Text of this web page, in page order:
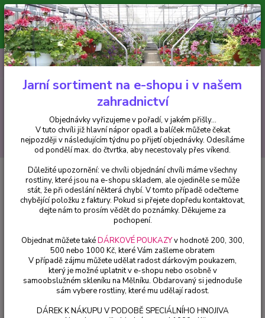
Minimální hodnota pro odeslání z e-shopu je 300 Kč.
V tuto chvíli již hlavní nápor objednávek opadl a balíček můžete čekat
nejpozději v následujícím týdnu po přijetí objednávky. Objednávky
vyřizujeme v pořadí, v jakém přišly...
CZK
Hledat
+420 602 223 614 0ks
za0 Kč
Fuchsie Jarda Ježek - 1 ks
Jarda Ježek - 1 ks
Jarní sortiment na e-shopu i v našem
zahradnictví
Objednávky vyřizujeme v pořadí, v jakém přišly...
V tuto chvíli již hlavní nápor opadl a balíček můžete čekat
nejpozději v následujícím týdnu po přijetí objednávky. Odesíláme
od pondělí max. do čtvrtka, aby necestovaly přes víkend.
Důležité upozornění: ve chvíli objednání chvíli máme všechny
rostliny, které jsou na e-shopu skladem, ale ojediněle se může
stát, že při odeslání některá chybí. V tomto případě odečteme
chybějící položku z faktury. Pokud si přejete dopředu kontaktovat,
dejte nám to prosím vědět do poznámky. Děkujeme za
pochopení.
Objednat můžete takéDÁRKOVÉ POUKAZYv hodnotě 200, 300,
500 nebo 1000 Kč, které Vám zašleme obratem
V případě zájmu můžete udělat radost dárkovým poukazem,
který je možné uplatnit v e-shopu nebo osobně v
samoobslužném skleníku na Mělníku. Obdarovaný si jednoduše
sám vybere rostliny, které mu udělají radost.
DÁREK K NÁKUPU V PODOBĚ SPECIÁLNÍHO HNOJIVA